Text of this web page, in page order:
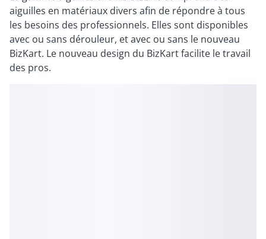
aiguilles en matériaux divers afin de répondre à tous
les besoins des professionnels. Elles sont disponibles
avec ou sans dérouleur, et avec ou sans le nouveau
BizKart. Le nouveau design du BizKart facilite le travail
des pros.